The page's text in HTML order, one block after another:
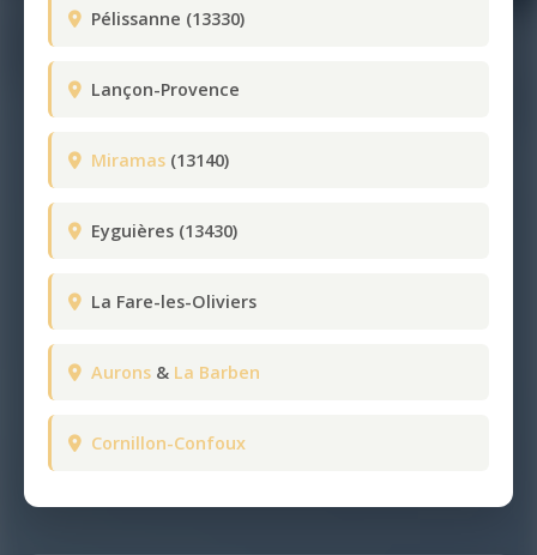
Pélissanne (13330)
Lançon-Provence
Miramas (13140)
Eyguières (13430)
La Fare-les-Oliviers
Aurons & La Barben
Cornillon-Confoux